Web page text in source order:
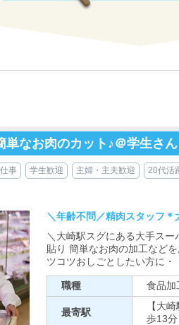
単なお肉のカット♪＠学生さ
事 学生歓迎 主婦・主夫歓迎 20代活
＼年齢不問／精肉スタッフ
＼大崎駅スグにある大手ス
貼り 簡単なお肉の加工など
ツコツおしごとしたい方に・
職種 食品加
最寄駅
【大
歩13